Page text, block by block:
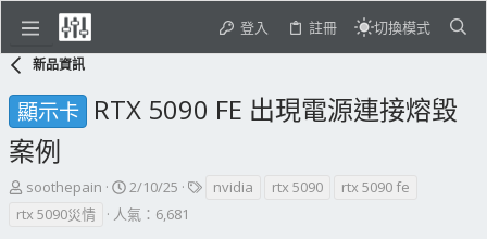
登入 註冊 切換模式
新品資訊
顯示卡 RTX 5090 FE 出現電源連接熔毀
案例
主
題
soothepain
開
始
日
2/10/25
標nvidia rtx 5090
rtx 5090 fe
rtx 5090災情
人氣：6,681